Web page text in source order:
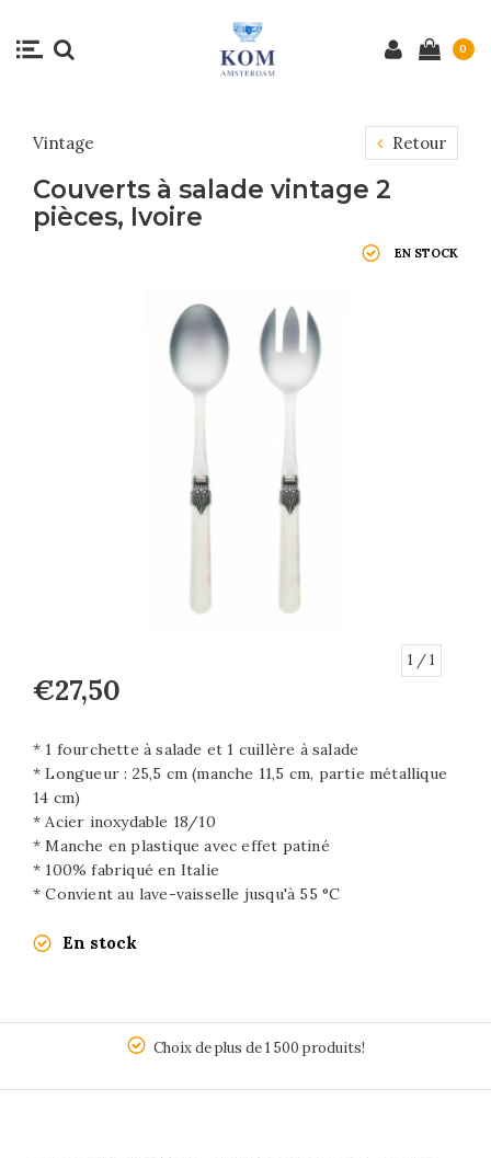
0
Vintage Retour
Couverts à salade vintage 2
pièces, Ivoire
EN STOCK
1 / 1
€27,50
* 1 fourchette à salade et 1 cuillère à salade
* Longueur : 25,5 cm (manche 11,5 cm, partie métallique
14 cm)
* Acier inoxydable 18/10
* Manche en plastique avec effet patiné
* 100% fabriqué en Italie
* Convient au lave-vaisselle jusqu'à 55 °C
En stock
Choix de plus de 1 500 produits!